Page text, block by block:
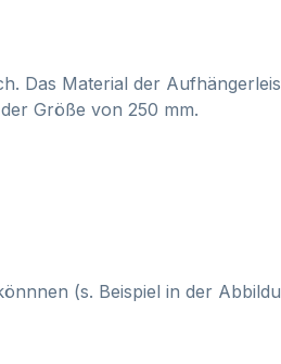
Das Material der
Größe von 250 mm.
(s. Beispiel in der